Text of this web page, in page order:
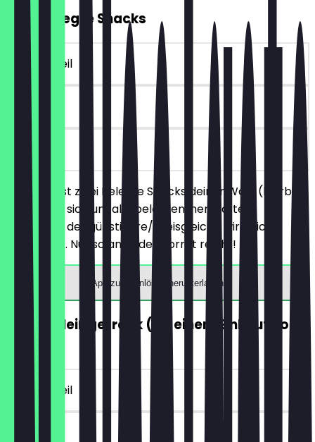
2für1 Belegte Snacks
~4 € Vorteil
30 Tage
vor Ort
Du bestellst zwei Belegte Snacks deiner Wahl (hierbei
handelt es sich um alle belegten, herzhaften
Produkte), der günstigere/preisgleiche wird nicht
berechnet. Nur solange der Vorrat reicht!
App zum Einlösen herunterladen
GRATIS Heißgetränk (ab einem Einkauf von
~4 € Vorteil
7 Tage